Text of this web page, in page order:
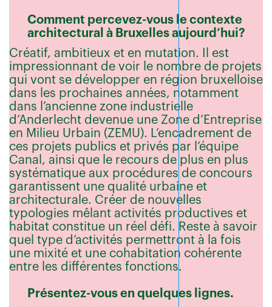
Comment percevez-vous le contexte
architectural à Bruxelles aujourd’hui?
Créatif, ambitieux et en mutation. Il est
impressionnant de voir le nombre de projets
qui vont se développer en région bruxelloise
dans les prochaines années, notamment
dans l’ancienne zone industrielle
d’Anderlecht devenue une Zone d’Entreprise
en Milieu Urbain (ZEMU). L’encadrement de
ces projets publics et privés par l’équipe
Canal, ainsi que le recours de plus en plus
systématique aux procédures de concours
garantissent une qualité urbaine et
architecturale. Créer de nouvelles
typologies mêlant activités productives et
habitat constitue un réel défi. Reste à savoir
quel type d’activités permettront à la fois
une mixité et une cohabitation cohérente
entre les différentes fonctions.
Présentez-vous en quelques lignes.